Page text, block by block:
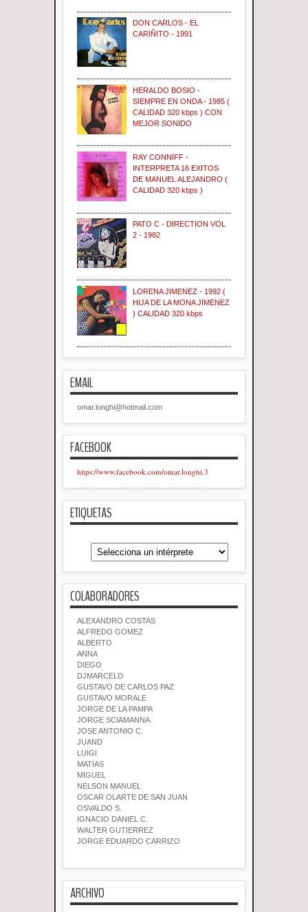
DON CARLOS - EL
CARIÑITO - 1991
HERALDO BOSIO -
SIEMPRE EN ONDA - 1985 (
CALIDAD 320 kbps ) CON
MEJOR SONIDO
RAY CONNIFF -
INTERPRETA 16 EXITOS
DE MANUEL ALEJANDRO (
CALIDAD 320 kbps )
PATO C - DIRECTION VOL
2 - 1982
LORENA JIMENEZ - 1992 (
HIJA DE LA MONA JIMENEZ
) CALIDAD 320 kbps
EMAIL
omar.longhi@hotmail.com
FACEBOOK
https://www.facebook.com/omar.longhi.3
ETIQUETAS
COLABORADORES
ALEXANDRO COSTAS
ALFREDO GOMEZ
ALBERTO
ANNA
DIEGO
DJMARCELO
GUSTAVO DE CARLOS PAZ
GUSTAVO MORALE
JORGE DE LA PAMPA
JORGE SCIAMANNA
JOSE ANTONIO C.
JUAND
LUIGI
MATIAS
MIGUEL
NELSON MANUEL
OSCAR OLARTE DE SAN JUAN
OSVALDO S.
IGNACIO DANIEL C.
WALTER GUTIERREZ
JORGE EDUARDO CARRIZO
ARCHIVO